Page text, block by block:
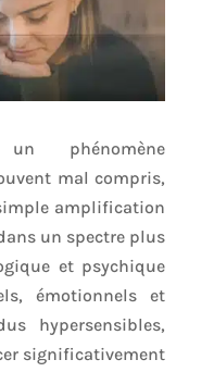
un phénomène
mal compris,
amplification
un spectre plus
et psychique
émotionnels et
hypersensibles,
significativement